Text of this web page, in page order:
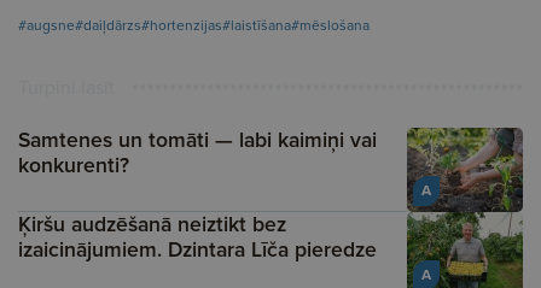
#augsne#daiļdārzs#hortenzijas#laistīšana#mēslošana
A
Samtenes un tomāti — labi kaimiņi vai
konkurenti?
A
Ķiršu audzēšanā neiztikt bez
izaicinājumiem. Dzintara Līča pieredze